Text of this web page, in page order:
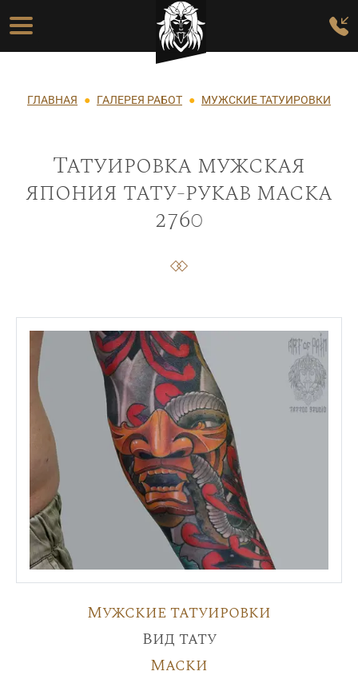
Перейти к основному содержанию
Основная навигация
Строка навигации
ГЛАВНАЯ ГАЛЕРЕЯ РАБОТ МУЖСКИЕ ТАТУИРОВКИ
Татуировка мужская
япония тату-рукав маска
2760
Мужские татуировки
Вид тату
Маски